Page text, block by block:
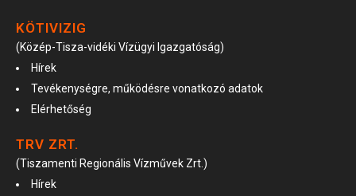
KÖTIVIZIG
(Közép-Tisza-vidéki Vízügyi Igazgatóság)
Hírek
Tevékenységre, működésre vonatkozó adatok
Elérhetőség
TRV ZRT.
(Tiszamenti Regionális Vízművek Zrt.)
Hírek